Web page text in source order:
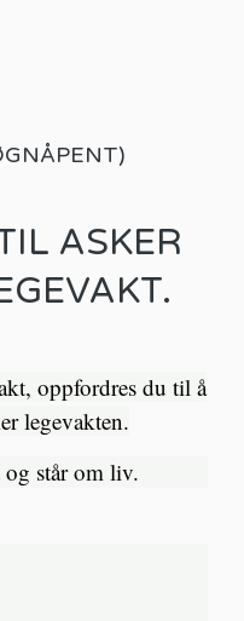
ASKER
oppfordres du til å
legevakten.
står om liv.​